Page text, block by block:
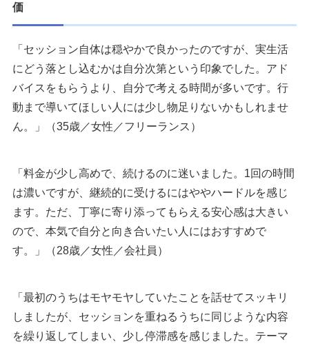
価
「セッション自体は穏やかで良かったのですが、実生活
にどう落とし込むかは自分次第という印象でした。アド
バイスをもらうより、自分で考える時間が多いです。行
動まで導いてほしい人には少し物足りないかもしれませ
ん。」（35歳／女性／フリーランス）
「料金が少し高めで、続けるのに迷いました。1回の時間
は濃いですが、継続的に受けるにはややハードルを感じ
ます。ただ、丁寧に寄り添ってもらえる安心感は大きい
ので、本気で自分と向き合いたい人にはおすすめで
す。」（28歳／女性／会社員）
「最初のうちはモヤモヤしていたことを話せてスッキリ
しましたが、セッションを重ねるうちに同じような内容
を繰り返してしまい、少し停滞感を感じました。テーマ